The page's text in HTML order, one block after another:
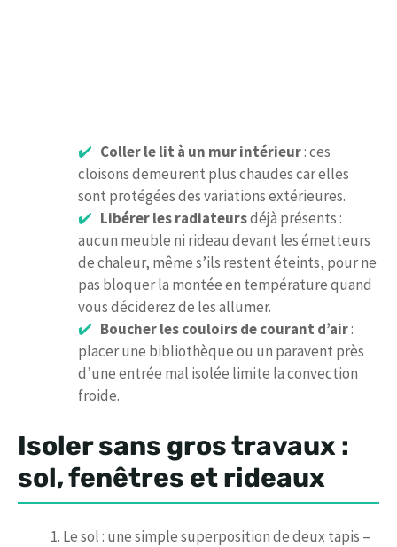
Coller le lit à un mur intérieur: ces
cloisons demeurent plus chaudes car elles
sont protégées des variations extérieures.
Libérer les radiateursdéjà présents :
aucun meuble ni rideau devant les émetteurs
de chaleur, même s’ils restent éteints, pour ne
pas bloquer la montée en température quand
vous déciderez de les allumer.
Boucher les couloirs de courant d’air:
placer une bibliothèque ou un paravent près
d’une entrée mal isolée limite la convection
froide.
Isoler sans gros travaux :
sol, fenêtres et rideaux
Le sol : une simple superposition de deux tapis –